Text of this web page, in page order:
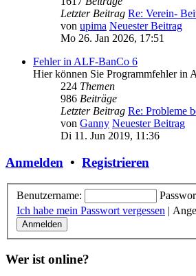
Letzter Beitrag Re: Verein-
von upima Neuester Beitrag
Mo 26. Jan 2026, 17:51
Fehler in ALF-BanCo 6
Hier können Sie Programmfehler in
224 Themen
986 Beiträge
Letzter Beitrag Re: Probleme
von Ganny Neuester Beitrag
Di 11. Jun 2019, 11:36
Anmelden • Registrieren
Benutzername:
Ich habe mein Passwort vergessen |
Wer ist online?